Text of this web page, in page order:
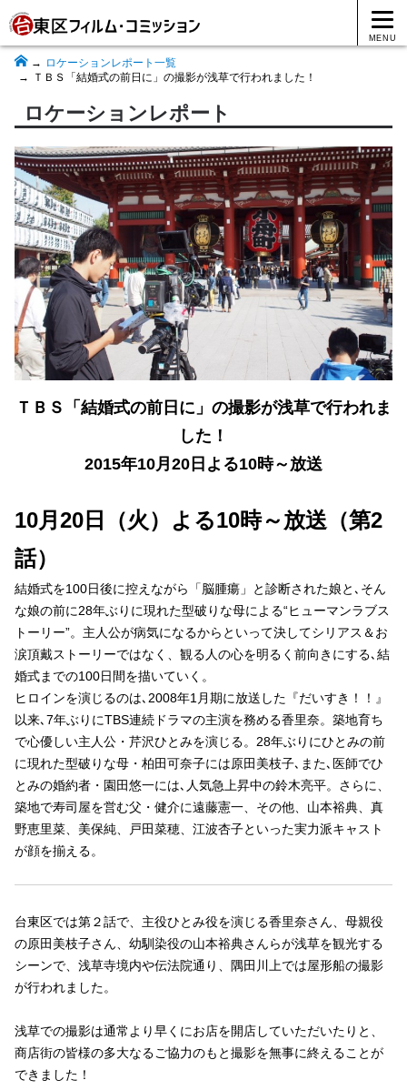
MENU
ロケーションレポート一覧
ＴＢＳ「結婚式の前日に」の撮影が浅草で行われました！
ロケーションレポート
ＴＢＳ「結婚式の前日に」の撮影が浅草で行われま
した！
2015年10月20日よる10時～放送
10月20日（火）よる10時～放送（第2
話）
結婚式を100日後に控えながら「脳腫瘍」と診断された娘と､そん
な娘の前に28年ぶりに現れた型破りな母による“ヒューマンラブス
トーリー”。主人公が病気になるからといって決してシリアス＆お
涙頂戴ストーリーではなく、観る人の心を明るく前向きにする､結
婚式までの100日間を描いていく。
ヒロインを演じるのは､2008年1月期に放送した『だいすき！！』
以来､7年ぶりにTBS連続ドラマの主演を務める香里奈。築地育ち
で心優しい主人公・芹沢ひとみを演じる。28年ぶりにひとみの前
に現れた型破りな母・柏田可奈子には原田美枝子､また､医師でひ
とみの婚約者・園田悠一には､人気急上昇中の鈴木亮平。さらに、
築地で寿司屋を営む父・健介に遠藤憲一、その他、山本裕典、真
野恵里菜、美保純、戸田菜穂、江波杏子といった実力派キャスト
が顔を揃える。
台東区では第２話で、主役ひとみ役を演じる香里奈さん、母親役
の原田美枝子さん、幼馴染役の山本裕典さんらが浅草を観光する
シーンで、浅草寺境内や伝法院通り、隅田川上では屋形船の撮影
が行われました。
浅草での撮影は通常より早くにお店を開店していただいたりと、
商店街の皆様の多大なるご協力のもと撮影を無事に終えることが
できました！